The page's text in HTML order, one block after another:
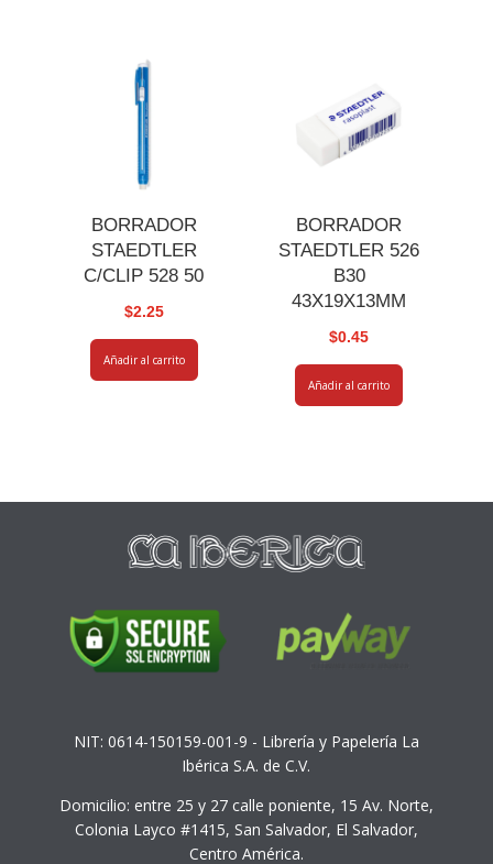
BORRADOR
STAEDTLER
C/CLIP 528 50
$2.25
Añadir al carrito
BORRADOR
STAEDTLER 526
B30
43X19X13MM
$0.45
Añadir al carrito
NIT: 0614-150159-001-9 - Librería y Papelería La
Ibérica S.A. de C.V.
Domicilio: entre 25 y 27 calle poniente, 15 Av. Norte,
Colonia Layco #1415, San Salvador, El Salvador,
Centro América.